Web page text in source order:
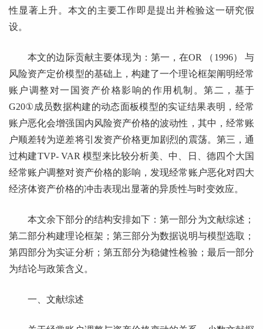
性显著上升。本文的主要工作即是提出并检验这一研究假
设。
本文的边际贡献主要体现为：第一，在OR （1996） 与
风险资产定价模型的基础上，构建了一个理论框架阐明经常
账户调整对一国资产价格影响的作用机制。第二，基于
G20①成员数据构建的动态面板模型的实证结果表明，经常
账户恶化会增强国内风险资产价格的波动性，其中，经常账
户顺差转为逆差将引发资产价格更加剧烈的震荡。第三，通
过构建TVP- VAR 模型来比较分析美、中、日、德四个大国
经常账户调整对资产价格的影响，发现经常账户恶化对四大
经济体资产价格的冲击表现出显著的异质性与时变效应。
本文余下部分的结构安排如下：第一部分为文献综述；
第二部分构建理论框架；第三部分为数据说明与模型选取；
第四部分为实证分析；第五部分为稳健性检验；最后一部分
为结论与政策含义。
一、文献综述